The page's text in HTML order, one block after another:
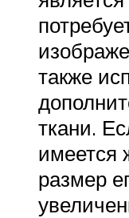
также
ткани.
имеется
размер